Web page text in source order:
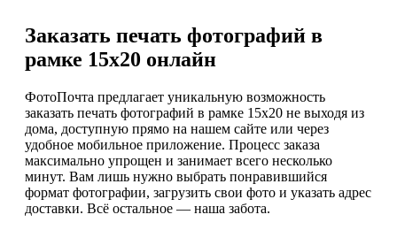
Заказать печать фотографий в
рамке 15х20 онлайн
ФотоПочта предлагает уникальную возможность
заказать печать фотографий в рамке 15х20 не выходя из
дома, доступную прямо на нашем сайте или через
удобное мобильное приложение. Процесс заказа
максимально упрощен и занимает всего несколько
минут. Вам лишь нужно выбрать понравившийся
формат фотографии, загрузить свои фото и указать адрес
доставки. Всё остальное — наша забота.